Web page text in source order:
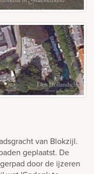
van Blokzijl.
geplaatst. De
door de ijzeren